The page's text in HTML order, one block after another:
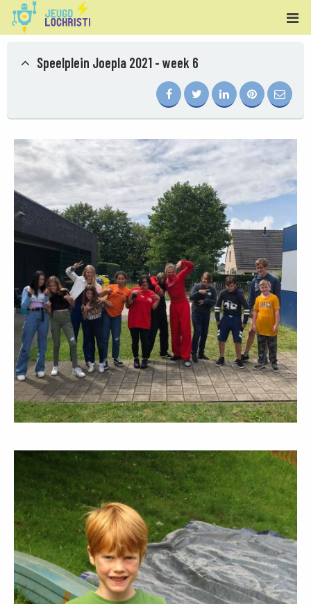
Speelplein Joepla 2021 - week 6